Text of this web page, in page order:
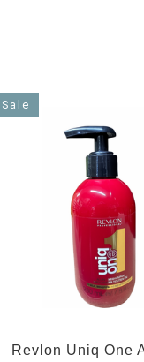
Sale
Revlon Uniq One